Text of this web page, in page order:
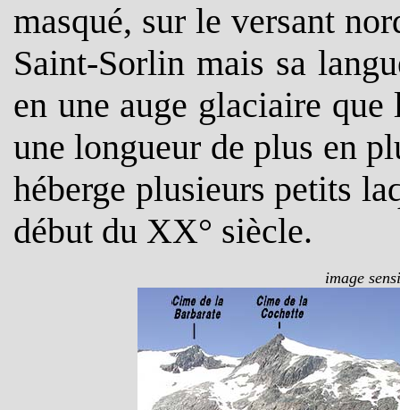
masqué, sur le versant
Saint-Sorlin mais sa
en une auge glaciaire
une longueur de plus en
héberge plusieurs petits
début du XX° siècle.
image